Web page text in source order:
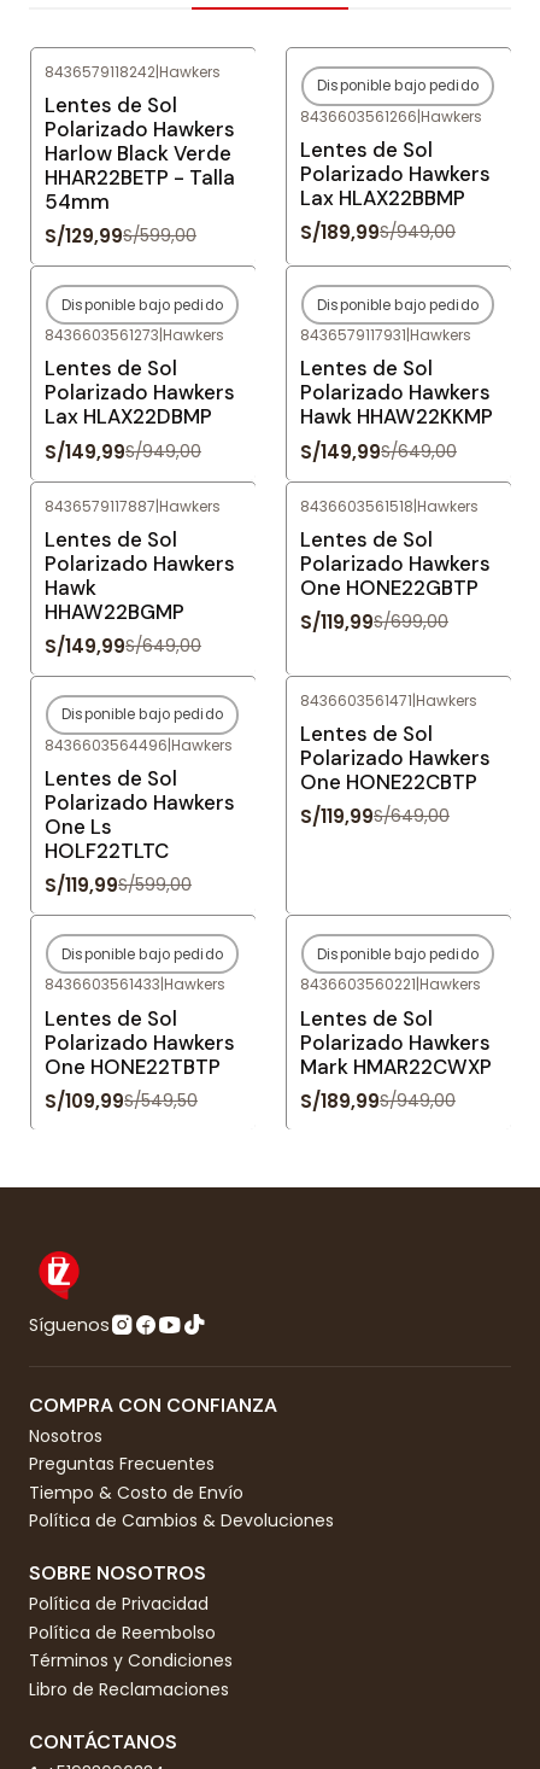
8436579118242|Hawkers
Lentes de Sol
Polarizado Hawkers
Harlow Black Verde
HHAR22BETP - Talla
54mm
S/129,99S/599,00
-80%OFF
Agotado
Disponible bajo pedido
8436603561266|Hawkers
Lentes de Sol
Polarizado Hawkers
Lax HLAX22BBMP
S/189,99S/949,00
-84%OFF
Agotado
Disponible bajo pedido
8436603561273|Hawkers
Lentes de Sol
Polarizado Hawkers
Lax HLAX22DBMP
S/149,99S/949,00
-77%OFF
Agotado
Disponible bajo pedido
8436579117931|Hawkers
Lentes de Sol
Polarizado Hawkers
Hawk HHAW22KKMP
S/149,99S/649,00
8436579117887|Hawkers
Lentes de Sol
Polarizado Hawkers
Hawk
HHAW22BGMP
S/149,99S/649,00
8436603561518|Hawkers
Lentes de Sol
Polarizado Hawkers
One HONE22GBTP
S/119,99S/699,00
-80%OFF
Agotado
Disponible bajo pedido
8436603564496|Hawkers
Lentes de Sol
Polarizado Hawkers
One Ls
HOLF22TLTC
S/119,99S/599,00
8436603561471|Hawkers
Lentes de Sol
Polarizado Hawkers
One HONE22CBTP
S/119,99S/649,00
-80%OFF
Agotado
Disponible bajo pedido
8436603561433|Hawkers
Lentes de Sol
Polarizado Hawkers
One HONE22TBTP
S/109,99S/549,50
-80%OFF
Agotado
Disponible bajo pedido
8436603560221|Hawkers
Lentes de Sol
Polarizado Hawkers
Mark HMAR22CWXP
S/189,99S/949,00
Síguenos
COMPRA CON CONFIANZA
Nosotros
Preguntas Frecuentes
Tiempo & Costo de Envío
Política de Cambios & Devoluciones
SOBRE NOSOTROS
Política de Privacidad
Política de Reembolso
Términos y Condiciones
Libro de Reclamaciones
CONTÁCTANOS